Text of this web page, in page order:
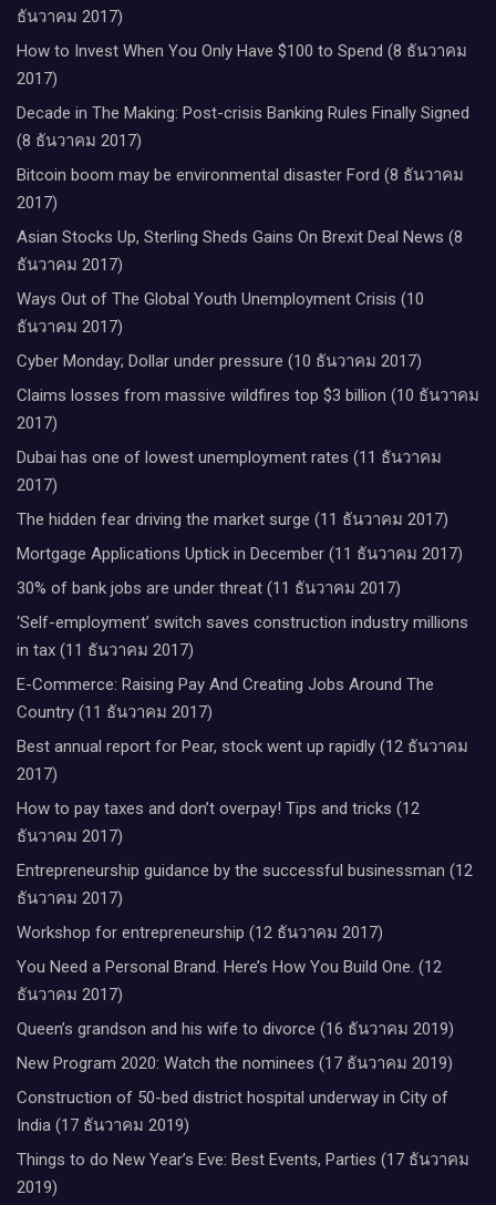
ธันวาคม 2017)
How to Invest When You Only Have $100 to Spend (8 ธันวาคม
2017)
Decade in The Making: Post-crisis Banking Rules Finally Signed
(8 ธันวาคม 2017)
Bitcoin boom may be environmental disaster Ford (8 ธันวาคม
2017)
Asian Stocks Up, Sterling Sheds Gains On Brexit Deal News (8
ธันวาคม 2017)
Ways Out of The Global Youth Unemployment Crisis (10
ธันวาคม 2017)
Cyber Monday; Dollar under pressure (10 ธันวาคม 2017)
Claims losses from massive wildfires top $3 billion (10 ธันวาคม
2017)
Dubai has one of lowest unemployment rates (11 ธันวาคม
2017)
The hidden fear driving the market surge (11 ธันวาคม 2017)
Mortgage Applications Uptick in December (11 ธันวาคม 2017)
30% of bank jobs are under threat (11 ธันวาคม 2017)
‘Self-employment’ switch saves construction industry millions
in tax (11 ธันวาคม 2017)
E-Commerce: Raising Pay And Creating Jobs Around The
Country (11 ธันวาคม 2017)
Best annual report for Pear, stock went up rapidly (12 ธันวาคม
2017)
How to pay taxes and don’t overpay! Tips and tricks (12
ธันวาคม 2017)
Entrepreneurship guidance by the successful businessman (12
ธันวาคม 2017)
Workshop for entrepreneurship (12 ธันวาคม 2017)
You Need a Personal Brand. Here’s How You Build One. (12
ธันวาคม 2017)
Queen’s grandson and his wife to divorce (16 ธันวาคม 2019)
New Program 2020: Watch the nominees (17 ธันวาคม 2019)
Construction of 50-bed district hospital underway in City of
India (17 ธันวาคม 2019)
Things to do New Year’s Eve: Best Events, Parties (17 ธันวาคม
2019)